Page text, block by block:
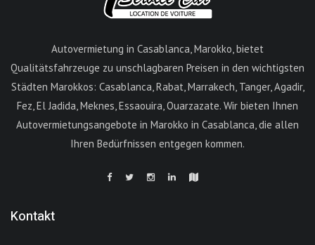
Autovermietung in Casablanca, Marokko, bietet
Qualitätsfahrzeuge zu unschlagbaren Preisen in den wichtigsten
Städten Marokkos: Casablanca, Rabat, Marrakech, Tanger, Agadir,
Fez, El Jadida, Meknes, Essaouira, Ouarzazate. Wir bieten Ihnen
Autovermietungsangebote in Marokko in Casablanca, die allen
Ihren Bedürfnissen entgegen kommen.
Kontakt